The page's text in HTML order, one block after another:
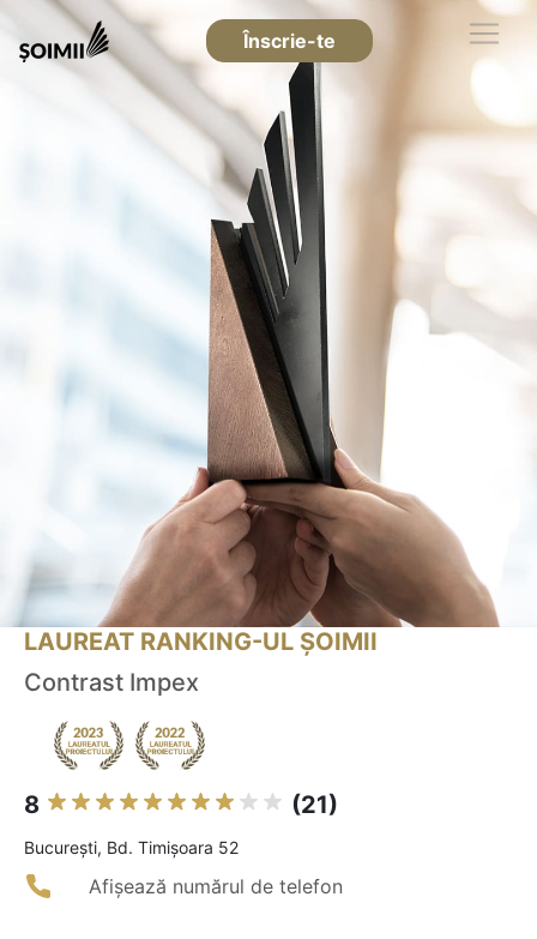
Înscrie-te
LAUREAT RANKING-UL ȘOIMII
Contrast Impex
8 (21)
Bucureşti, Bd. Timișoara 52
Afișează numărul de telefon